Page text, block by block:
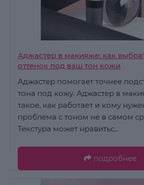
Аджастер в макияже: как
оттенок под ваш тон кожи
Аджастер помогает точнее
тона под кожу. Аджастер в
такое, как работает и кому
проблема с тоном не в самом
Текстура может нравитьс..
подробнее